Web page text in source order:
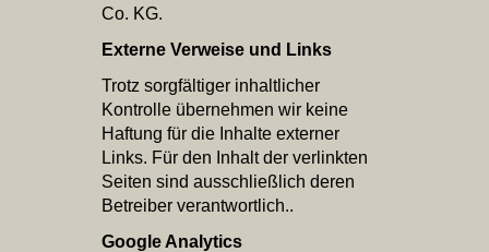
Co. KG.
Externe Verweise und Links
Trotz sorgfältiger inhaltlicher
Kontrolle übernehmen wir keine
Haftung für die Inhalte externer
Links. Für den Inhalt der verlinkten
Seiten sind ausschließlich deren
Betreiber verantwortlich..
Google Analytics